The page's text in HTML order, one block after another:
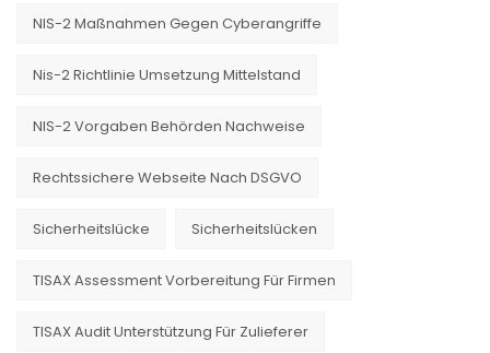
NIS-2 Maßnahmen Gegen Cyberangriffe
Nis-2 Richtlinie Umsetzung Mittelstand
NIS-2 Vorgaben Behörden Nachweise
Rechtssichere Webseite Nach DSGVO
Sicherheitslücke Sicherheitslücken
TISAX Assessment Vorbereitung Für Firmen
TISAX Audit Unterstützung Für Zulieferer